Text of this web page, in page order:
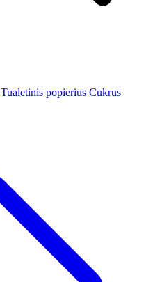
Tualetinis popierius Cukrus